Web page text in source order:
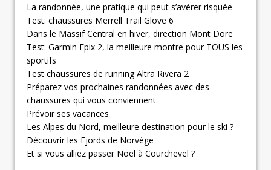
La randonnée, une pratique qui peut s’avérer risquée
Test: chaussures Merrell Trail Glove 6
Dans le Massif Central en hiver, direction Mont Dore
Test: Garmin Epix 2, la meilleure montre pour TOUS les
sportifs
Test chaussures de running Altra Rivera 2
Préparez vos prochaines randonnées avec des
chaussures qui vous conviennent
Prévoir ses vacances
Les Alpes du Nord, meilleure destination pour le ski ?
Découvrir les Fjords de Norvège
Et si vous alliez passer Noël à Courchevel ?